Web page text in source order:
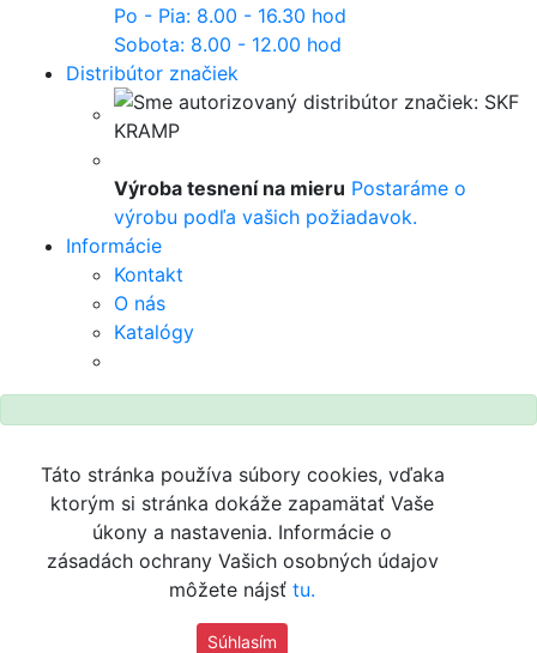
Po - Pia: 8.00 - 16.30 hod
Sobota: 8.00 - 12.00 hod
Distribútor značiek
Výroba tesnení na mieru Postaráme o
výrobu podľa vašich požiadavok.
Informácie
Kontakt
O nás
Katalógy
Táto stránka používa súbory cookies, vďaka
ktorým si stránka dokáže zapamätať Vaše
úkony a nastavenia. Informácie o
zásadách ochrany Vašich osobných údajov
môžete nájsť tu.
Súhlasím